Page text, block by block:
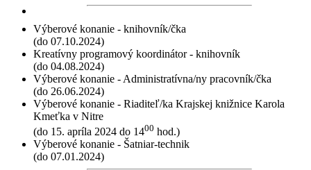
Výberové konanie - knihovník/čka
(do 07.10.2024)
Kreatívny programový koordinátor - knihovník
(do 04.08.2024)
Výberové konanie - Administratívna/ny pracovník/čka
(do 26.06.2024)
Výberové konanie - Riaditeľ/ka Krajskej knižnice Karola
Kmeťka v Nitre
(do 15. apríla 2024 do 1400 hod.)
Výberové konanie - Šatniar-technik
(do 07.01.2024)